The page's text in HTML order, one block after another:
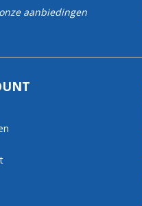
aanbiedingen